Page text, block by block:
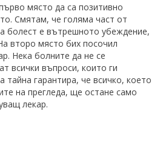
място да са позитивно
Смятам, че голяма част от
болест е вътрешното убеждение,
второ място бих посочил
Нека болните да не се
всички въпроси, които ги
тайна гарантира, че всичко, което
на прегледа, ще остане само
лекар.